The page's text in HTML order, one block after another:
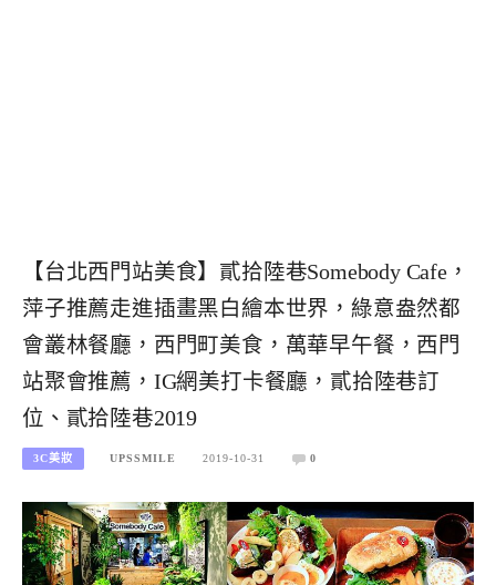
【台北西門站美食】貳拾陸巷Somebody Cafe，
萍子推薦走進插畫黑白繪本世界，綠意盎然都
會叢林餐廳，西門町美食，萬華早午餐，西門
站聚會推薦，IG網美打卡餐廳，貳拾陸巷訂
位、貳拾陸巷2019
3C美妝 UPSSMILE 2019-10-31 0